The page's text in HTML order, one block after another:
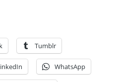
Tumblr
WhatsApp